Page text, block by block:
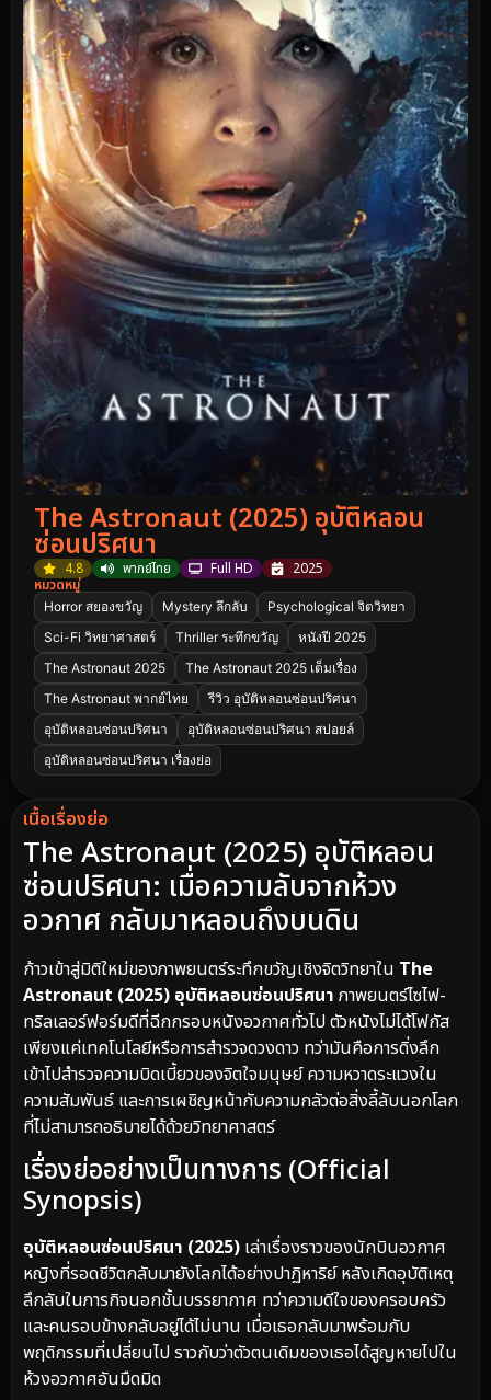
The Astronaut (2025) อุบัติหลอน
ซ่อนปริศนา
4.8 พากย์ไทย Full HD
2025
หมวดหมู่
Horror สยองขวัญ Mystery ลึกลับ
Psychological จิตวิทยา
Sci-Fi วิทยาศาสตร์
Thriller ระทึกขวัญ
หนังปี 2025
The Astronaut 2025
The Astronaut 2025 เต็มเรื่อง
The Astronaut พากย์ไทย
รีวิว อุบัติหลอนซ่อนปริศนา
อุบัติหลอนซ่อนปริศนา
อุบัติหลอนซ่อนปริศนา สปอยล์
อุบัติหลอนซ่อนปริศนา เรื่องย่อ
เนื้อเรื่องย่อ
The Astronaut (2025) อุบัติหลอน
ซ่อนปริศนา: เมื่อความลับจากห้วง
อวกาศ กลับมาหลอนถึงบนดิน
ก้าวเข้าสู่มิติใหม่ของภาพยนตร์ระทึกขวัญเชิงจิตวิทยาใน The
Astronaut (2025) อุบัติหลอนซ่อนปริศนา ภาพยนตร์ไซไฟ-
ทริลเลอร์ฟอร์มดีที่ฉีกกรอบหนังอวกาศทั่วไป ตัวหนังไม่ได้โฟกัส
เพียงแค่เทคโนโลยีหรือการสำรวจดวงดาว ทว่ามันคือการดิ่งลึก
เข้าไปสำรวจความบิดเบี้ยวของจิตใจมนุษย์ ความหวาดระแวงใน
ความสัมพันธ์ และการเผชิญหน้ากับความกลัวต่อสิ่งลี้ลับนอกโลก
ที่ไม่สามารถอธิบายได้ด้วยวิทยาศาสตร์
เรื่องย่ออย่างเป็นทางการ (Official
Synopsis)
อุบัติหลอนซ่อนปริศนา (2025) เล่าเรื่องราวของนักบินอวกาศ
หญิงที่รอดชีวิตกลับมายังโลกได้อย่างปาฏิหาริย์ หลังเกิดอุบัติเหตุ
ลึกลับในภารกิจนอกชั้นบรรยากาศ ทว่าความดีใจของครอบครัว
และคนรอบข้างกลับอยู่ได้ไม่นาน เมื่อเธอกลับมาพร้อมกับ
พฤติกรรมที่เปลี่ยนไป ราวกับว่าตัวตนเดิมของเธอได้สูญหายไปใน
ห้วงอวกาศอันมืดมิด